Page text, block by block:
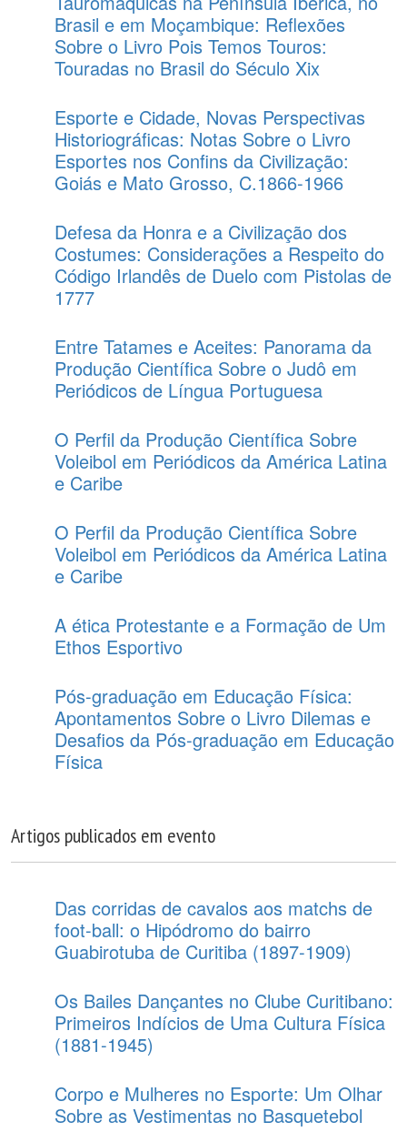
Brasil e em Moçambique: Reflexões
Sobre o Livro Pois Temos Touros:
Touradas no Brasil do Século Xix
Esporte e Cidade, Novas Perspectivas
Historiográficas: Notas Sobre o Livro
Esportes nos Confins da Civilização:
Goiás e Mato Grosso, C.1866-1966
Defesa da Honra e a Civilização dos
Costumes: Considerações a Respeito do
Código Irlandês de Duelo com Pistolas de
1777
Entre Tatames e Aceites: Panorama da
Produção Científica Sobre o Judô em
Periódicos de Língua Portuguesa
O Perfil da Produção Científica Sobre
Voleibol em Periódicos da América Latina
e Caribe
O Perfil da Produção Científica Sobre
Voleibol em Periódicos da América Latina
e Caribe
A ética Protestante e a Formação de Um
Ethos Esportivo
Pós-graduação em Educação Física:
Apontamentos Sobre o Livro Dilemas e
Desafios da Pós-graduação em Educação
Física
Artigos publicados em evento
Das corridas de cavalos aos matchs de
foot-ball: o Hipódromo do bairro
Guabirotuba de Curitiba (1897-1909)
Os Bailes Dançantes no Clube Curitibano:
Primeiros Indícios de Uma Cultura Física
(1881-1945)
Corpo e Mulheres no Esporte: Um Olhar
Sobre as Vestimentas no Basquetebol